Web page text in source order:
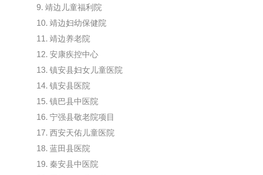
9. 靖边儿童福利院
10. 靖边妇幼保健院
11. 靖边养老院
12. 安康疾控中心
13. 镇安县妇女儿童医院
14. 镇安县医院
15. 镇巴县中医院
16. 宁强县敬老院项目
17. 西安天佑儿童医院
18. 蓝田县医院
19. 秦安县中医院